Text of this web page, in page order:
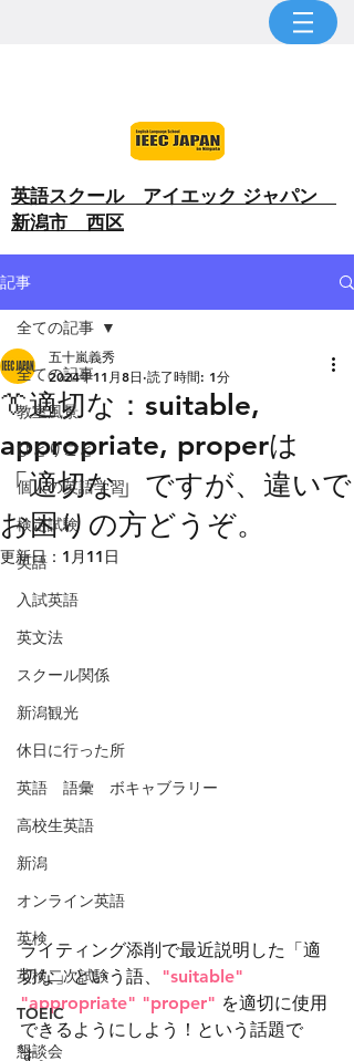
​英語スクール アイエック ジャパン
新潟市 西区
記事
全ての記事
教室風景
ひとりごと
個人の英語学習
検定試験
英語
入試英語
英文法
スクール関係
新潟観光
休日に行った所
英語 語彙 ボキャブラリー
高校生英語
新潟
オンライン英語
英検
英検二次試験
TOEIC
懇談会
全ての記事
👔適切な：suitable,
appropriate, properは
「適切な」ですが、違いで
お困りの方どうぞ。
五十嵐義秀
2024年11月8日 読了時間: 1分
更新日： 1月11日
ライティング添削で最近説明した「適
切な」という語、
"suitable"
"appropriate" "proper" を適切に使用
できるようにしよう！という話題で
す。